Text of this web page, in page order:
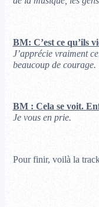
BM: C’est ce qu’ils
J’apprécie vraiment
beaucoup de courage.
BM : Cela se voit.
Je vous en prie.
Pour finir, voilà la